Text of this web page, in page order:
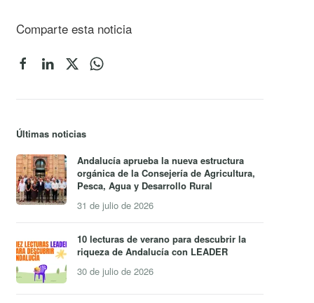
Comparte esta noticia
Últimas noticias
Andalucía aprueba la nueva estructura
orgánica de la Consejería de Agricultura,
Pesca, Agua y Desarrollo Rural
31 de julio de 2026
10 lecturas de verano para descubrir la
riqueza de Andalucía con LEADER
30 de julio de 2026